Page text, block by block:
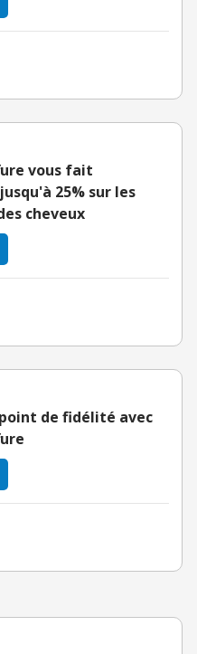
vous fait
25% sur les
cheveux
de fidélité avec